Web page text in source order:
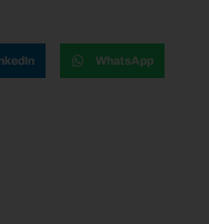
WhatsApp